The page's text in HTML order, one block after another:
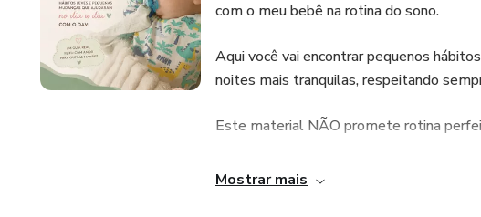
com o meu bebê na rotina do sono.
Aqui você vai encontrar pequenos
noites mais tranquilas, respeitando
Este material NÃO promete rotina
É um conteúdo acolhedor, humanizado e
Mostrar mais